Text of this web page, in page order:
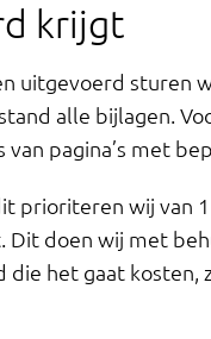
krijgt
uitgevoerd sturen
alle bijlagen.
pagina’s met
prioriteren wij
doen wij met
die het gaat